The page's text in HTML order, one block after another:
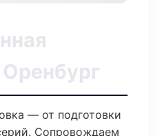
— от подготовки
Сопровождаем